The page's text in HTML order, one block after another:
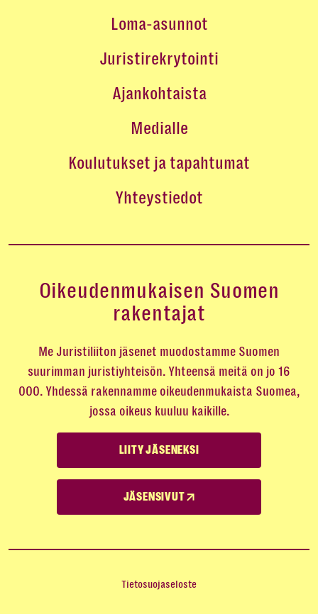
Loma-asunnot
Juristirekrytointi
Ajankohtaista
Medialle
Koulutukset ja tapahtumat
Yhteystiedot
Oikeudenmukaisen Suomen
rakentajat
Me Juristiliiton jäsenet muodostamme Suomen
suurimman juristiyhteisön. Yhteensä meitä on jo 16
000. Yhdessä rakennamme oikeudenmukaista Suomea,
jossa oikeus kuuluu kaikille.
LIITY JÄSENEKSI
JÄSENSIVUT
Tietosuojaseloste